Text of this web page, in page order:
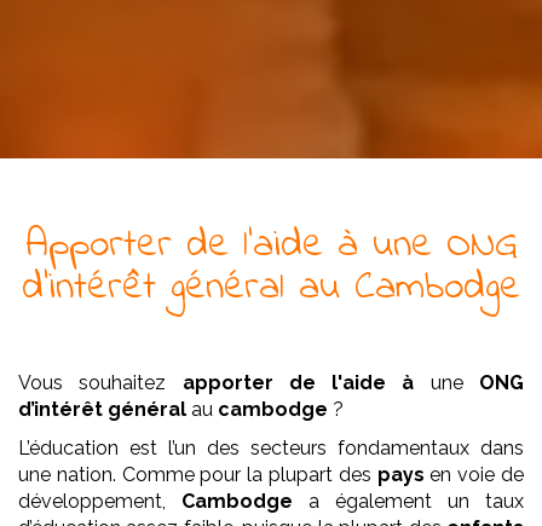
Apporter de l'aide à une ONG
d’intérêt général au Cambodge
Vous souhaitez apporter de l'aide à une ONG
d’intérêt général au cambodge ?
L’éducation est l’un des secteurs fondamentaux dans
une nation. Comme pour la plupart des pays en voie de
développement, Cambodge a également un taux